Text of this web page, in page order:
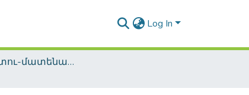
Log In
Տեղեկատու-մատենագիտական հրատարակություններ / Reference-Bibliographic Publications